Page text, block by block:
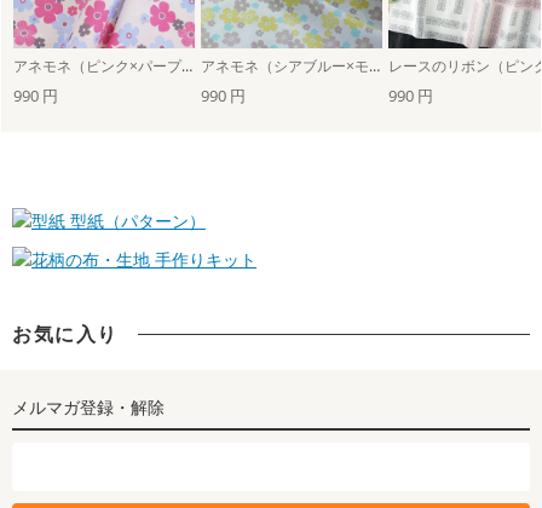
アネモネ（ピンク×パープル） アネモネ（シアブルー×モカ）
990 円 990 円 990 円
型紙（パターン）
手作りキット
お気に入り
メルマガ登録・解除